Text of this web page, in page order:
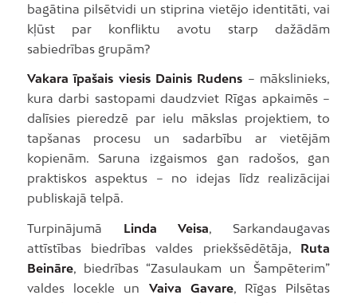
bagātina pilsētvidi un stiprina vietējo identitāti, vai
kļūst par konfliktu avotu starp dažādām
sabiedrības grupām?
Vakara īpašais viesis Dainis Rudens – mākslinieks,
kura darbi sastopami daudzviet Rīgas apkaimēs –
dalīsies pieredzē par ielu mākslas projektiem, to
tapšanas procesu un sadarbību ar vietējām
kopienām. Saruna izgaismos gan radošos, gan
praktiskos aspektus – no idejas līdz realizācijai
publiskajā telpā.
Turpinājumā Linda Veisa, Sarkandaugavas
attīstības biedrības valdes priekšsēdētāja, Ruta
Beināre, biedrības “Zasulaukam un Šampēterim”
valdes locekle un Vaiva Gavare, Rīgas Pilsētas